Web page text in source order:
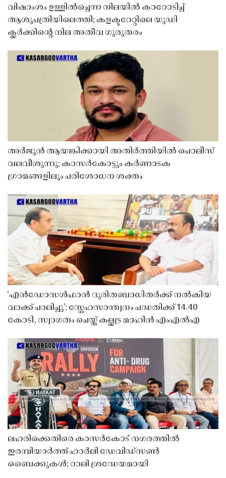
വിഷാംശം ഉള്ളിൽച്ചെന്ന നിലയിൽ കാറോടിച്ച്
ആശുപത്രിയിലെത്തി; കളക്ടറേറ്റിലെ യുഡി
ക്ലർക്കിൻ്റെ നില അതീവ ഗുരുതരം
അർജുൻ ആയങ്കിക്കായി അതിർത്തിയിൽ പൊലീസ്
വലവീശുന്നു; കാസർകോട്ടും കർണാടക
ഗ്രാമങ്ങളിലും പരിശോധന ശക്തം
‘എൻഡോസൾഫാൻ ദുരിതബാധിതർക്ക് നൽകിയ
വാക്ക് പാലിച്ചു’; സ്നേഹസാന്ത്വനം പദ്ധതിക്ക് 14.40
കോടി, സ്വാഗതം ചെയ്ത് കല്ലട്ര മാഹിൻ എംഎൽഎ
ലഹരിക്കെതിരെ കാസർകോട് നഗരത്തിൽ
ഇരമ്പിയാർത്ത് ഹാർലി ഡേവിഡ്‌സൺ
ബൈക്കുകൾ; റാലി ശ്രദ്ധേയമായി